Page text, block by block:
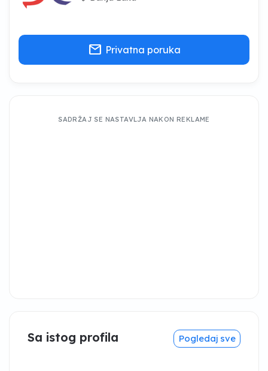
mail Privatna poruka
SADRŽAJ SE NASTAVLJA NAKON REKLAME
Sa istog profila Pogledaj sve